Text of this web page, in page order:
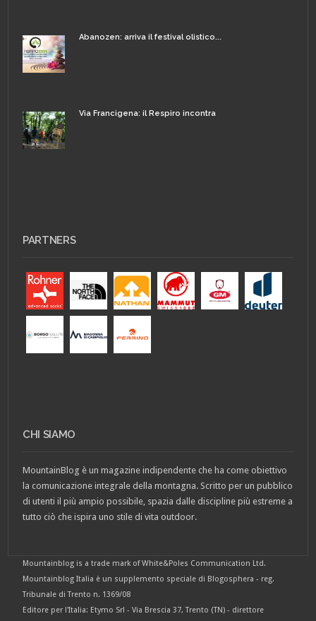
Abanozen: arriva il festival olistico...
Via Francigena: il Respiro incontra
PARTNERS
CHI SIAMO
MountainBlog è un magazine indipendente che ha come obiettivo
la comunicazione integrale della montagna. Scritto per un pubblico
di utenti il più ampio possibile, spazia dalle discipline più estreme a
tutto ciò che ispira uno stile di vita outdoor.
Mountainblog is a trade mark of White&Poles Communication Ltd.
Mountainblog Italia è un supplemento speciale di Blogosphera - reg.
Tribunale di Trento n. 1369/08
Editore per l'Italia: Etymo Srl - Via Brescia 37, Trento (TN) - direttore